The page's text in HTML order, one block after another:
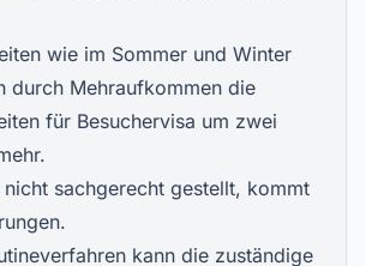
wie im Sommer und Winter
durch Mehraufkommen die
für Besuchervisa um zwei
sachgerecht gestellt, kommt
kann die zuständige